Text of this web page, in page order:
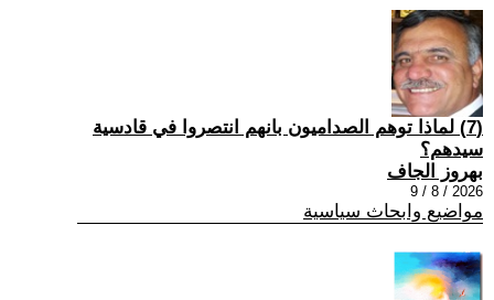
(7) ‏لماذا توهم الصداميون بانهم انتصروا في قادسية
سيدهم؟
بهروز الجاف
2026 / 8 / 9
مواضيع وابحاث سياسية